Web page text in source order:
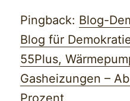
Pingback: Blog-
Blog für
55Plus,
Gasheizungen –
Prozent